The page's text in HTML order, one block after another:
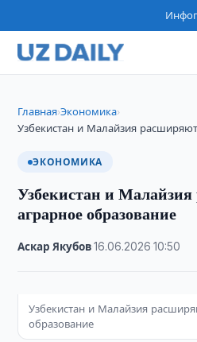
Главная›Экономика›
Узбекистан и Малайзия
ЭКОНОМИКА
Узбекистан и
аграрное образование
Аскар Якубов·16.06.2026 ·10:50
Узбекистан и Малайзия
образование